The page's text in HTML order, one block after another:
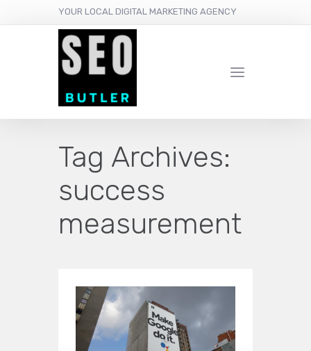
YOUR LOCAL DIGITAL MARKETING AGENCY
Tag Archives:
success
measurement